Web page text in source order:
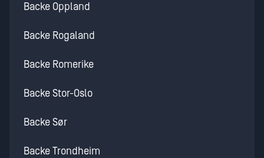
Backe Oppland
Backe Rogaland
Backe Romerike
Backe Stor-Oslo
Backe Sør
Backe Trondheim